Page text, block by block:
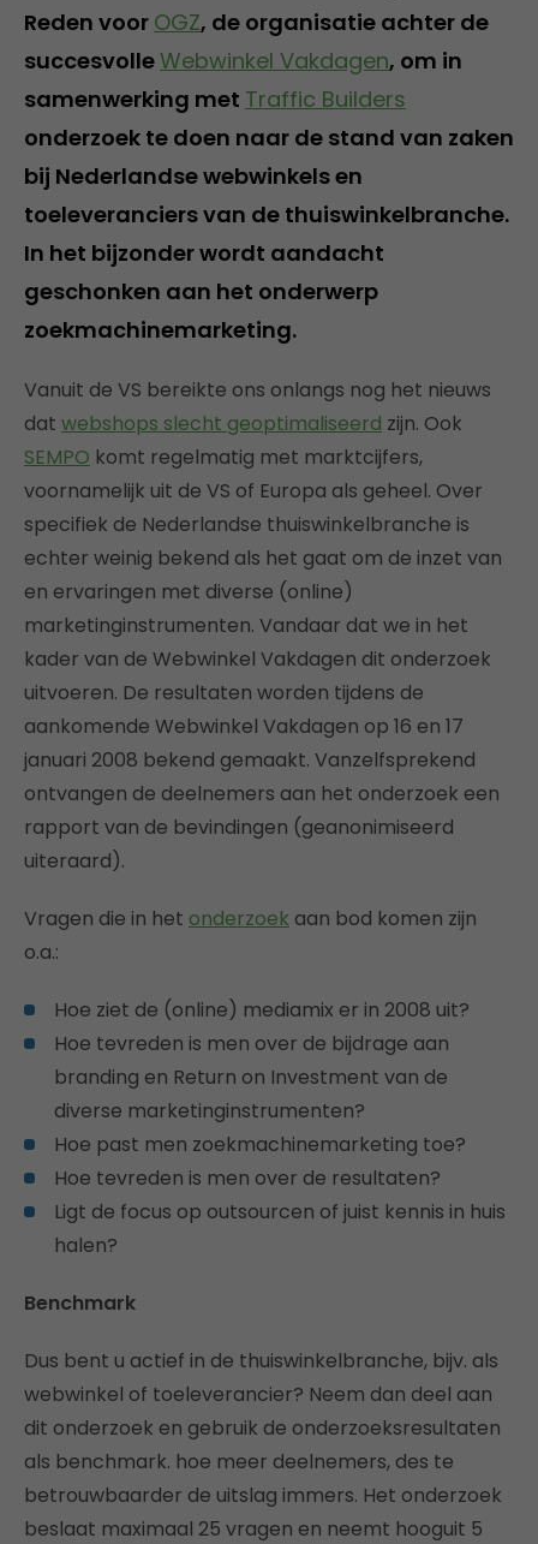
Reden voor OGZ, de organisatie achter de
succesvolleWebwinkel Vakdagen, om in
samenwerking met Traffic Builders
onderzoek te doen naar de stand van zaken
bij Nederlandse webwinkels en
toeleveranciers van de thuiswinkelbranche.
In het bijzonder wordt aandacht
geschonken aan het onderwerp
zoekmachinemarketing.
Vanuit de VS bereikte ons onlangs nog het nieuws
dat webshops slecht geoptimaliseerd zijn. Ook
SEMPO komt regelmatig met marktcijfers,
voornamelijk uit de VS of Europa als geheel. Over
specifiek de Nederlandse thuiswinkelbranche is
echter weinig bekend als het gaat om de inzet van
en ervaringen met diverse (online)
marketinginstrumenten. Vandaar dat we in het
kader van de Webwinkel Vakdagen dit onderzoek
uitvoeren. De resultaten worden tijdens de
aankomende Webwinkel Vakdagen op 16 en 17
januari 2008 bekend gemaakt. Vanzelfsprekend
ontvangen de deelnemers aan het onderzoek een
rapport van de bevindingen (geanonimiseerd
uiteraard).
Vragen die in het onderzoek aan bod komen zijn
o.a.:
Hoe ziet de (online) mediamix er in 2008 uit?
Hoe tevreden is men over de bijdrage aan
branding en Return on Investment van de
diverse marketinginstrumenten?
Hoe past men zoekmachinemarketing toe?
Hoe tevreden is men over de resultaten?
Ligt de focus op outsourcen of juist kennis in huis
halen?
Benchmark
Dus bent u actief in de thuiswinkelbranche, bijv. als
webwinkel of toeleverancier? Neem dan deel aan
dit onderzoek en gebruik de onderzoeksresultaten
als benchmark. hoe meer deelnemers, des te
betrouwbaarder de uitslag immers. Het onderzoek
beslaat maximaal 25 vragen en neemt hooguit 5